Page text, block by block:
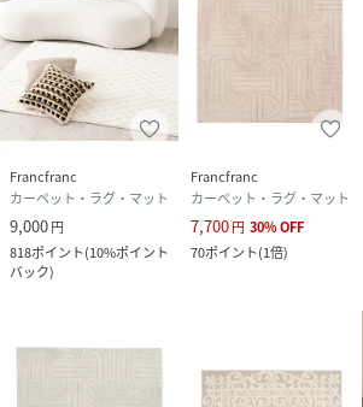
Francfranc
カーペット・ラグ・マット
9,000円
818ポイント(10%ポイント
バック)
Francfranc
カーペット・ラグ・マット
7,700円 30%OFF
70ポイント(1倍)